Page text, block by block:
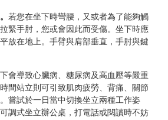
若您在坐下時彎腰，又或者為了能夠觸
緊手肘，您或會因此而受傷。坐下時應
放在地上。手臂與肩部垂直，手肘與鍵
會導致心臟病、糖尿病及高血壓等嚴重
間站立則可引致肌肉疲勞、背痛、關節
嘗試於一日當中切換坐立兩種工作姿
調式坐立辦公桌，打電話或閱讀時不妨